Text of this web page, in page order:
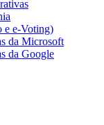
e e-Voting)
da Microsoft
da Google